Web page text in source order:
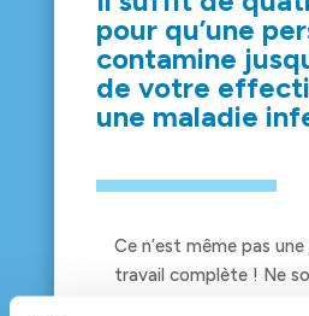
pour qu’une
contamine
de votre
une maladie
Ce n’est même pas
travail complète ! Ne